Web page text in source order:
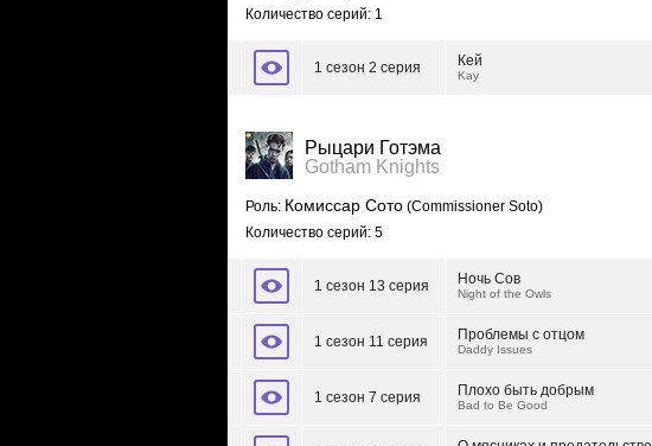
Количество серий: 1
1 сезон 2 серия Кей
Kay
Рыцари Готэма
Gotham Knights
Роль: Комиссар Сото (Commissioner Soto)
Количество серий: 5
1 сезон 13 серия Ночь Сов
Night of the Owls
1 сезон 11 серия Проблемы с отцом
Daddy Issues
1 сезон 7 серия Плохо быть добрым
Bad to Be Good